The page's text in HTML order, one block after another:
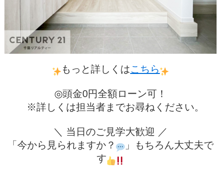
もっと詳しくはこちら
◎頭金0円全額ローン可！
※詳しくは担当者までお尋ねください。
＼ 当日のご見学大歓迎 ／
「今から見られますか？
」もちろん大丈夫で
す